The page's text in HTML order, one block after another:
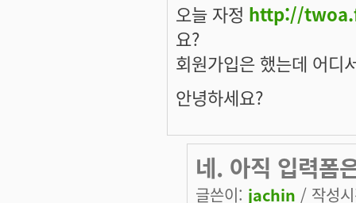
오늘 자정 http://
요?
회원가입은 했는데 어디
안녕하세요?
네. 아직 입력폼
글쓴이: jachin / 작성